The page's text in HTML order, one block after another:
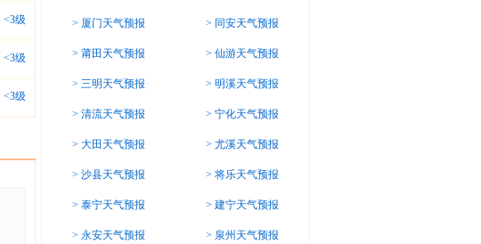
<3级
<3级
<3级
> 厦门天气预报 > 同安天气预报
> 莆田天气预报 > 仙游天气预报
> 三明天气预报 > 明溪天气预报
> 清流天气预报 > 宁化天气预报
> 大田天气预报 > 尤溪天气预报
> 沙县天气预报 > 将乐天气预报
> 泰宁天气预报 > 建宁天气预报
> 永安天气预报 > 泉州天气预报